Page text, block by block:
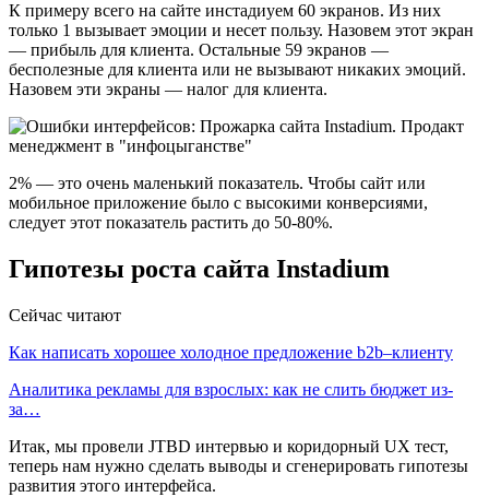
К примеру всего на сайте инстадиуем 60 экранов. Из них
только 1 вызывает эмоции и несет пользу. Назовем этот экран
— прибыль для клиента. Остальные 59 экранов —
бесполезные для клиента или не вызывают никаких эмоций.
Назовем эти экраны — налог для клиента.
2% — это очень маленький показатель. Чтобы сайт или
мобильное приложение было с высокими конверсиями,
следует этот показатель растить до 50-80%.
Гипотезы роста сайта Instadium
Сейчас читают
Как написать хорошее холодное предложение b2b–клиенту
Аналитика рекламы для взрослых: как не слить бюджет из-
за…
Итак, мы провели JTBD интервью и коридорный UX тест,
теперь нам нужно сделать выводы и сгенерировать гипотезы
развития этого интерфейса.